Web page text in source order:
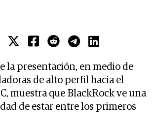
la presentación, en medio de
de alto perfil hacia el
muestra que BlackRock ve una
de estar entre los primeros